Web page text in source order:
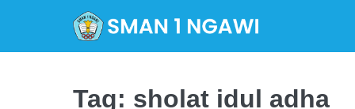
content
Tag: sholat idul adha